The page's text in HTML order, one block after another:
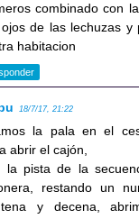
combinado con
de las lechuzas y
habitacion
18/7/17, 21:22
la pala en el
abrir el cajón,
la pista de la
restando un
y decena,